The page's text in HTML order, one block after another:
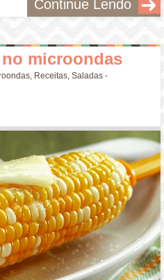
Continue Lendo
microondas
, Receitas,Saladas -